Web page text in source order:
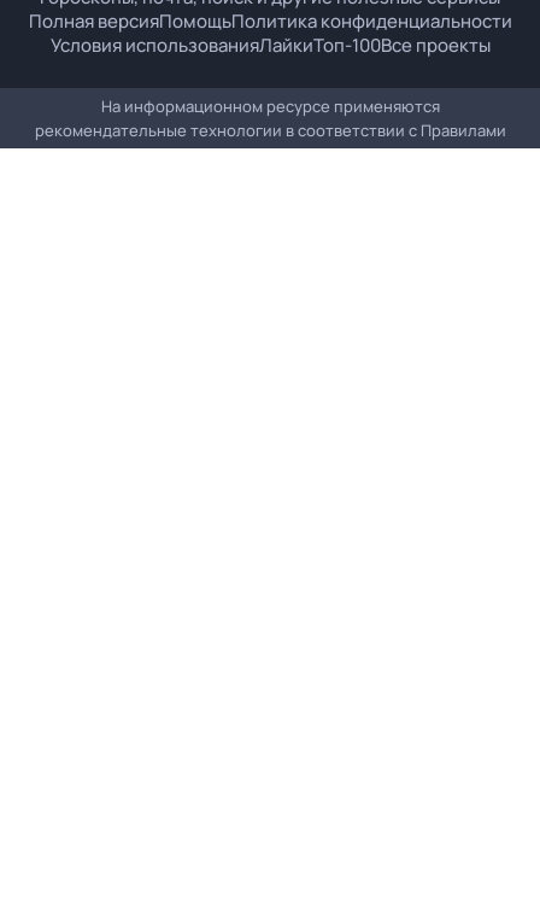
Полная версияПомощьПолитика конфиденциальности
Условия использованияЛайкиТоп-100Все проекты
На информационном ресурсе применяются
рекомендательные технологии в соответствии с Правилами